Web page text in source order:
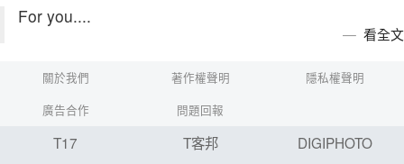
For you....
看全文
關於我們 著作權聲明
隱私權聲明
廣告合作
問題回報
T17 T客邦
DIGIPHOTO